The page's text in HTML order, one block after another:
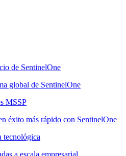
de SentinelOne
global de SentinelOne
MSSP
éxito más rápido con SentinelOne
tecnológica
a escala empresarial